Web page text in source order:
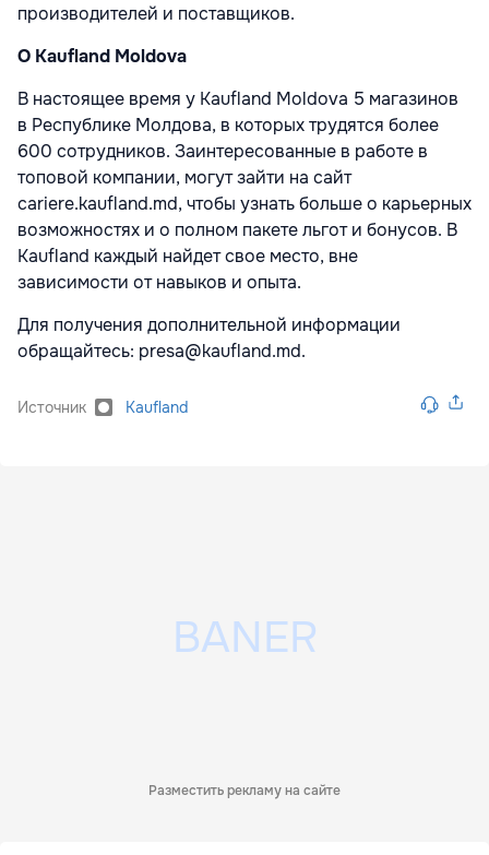
производителей и поставщиков.
О Kaufland Moldova
В настоящее время у Kaufland Moldova 5 магазинов
в Республике Молдова, в которых трудятся более
600 сотрудников. Заинтересованные в работе в
топовой компании, могут зайти на сайт
cariere.kaufland.md, чтобы узнать больше о карьерных
возможностях и о полном пакете льгот и бонусов. В
Kaufland каждый найдет свое место, вне
зависимости от навыков и опыта.
Для получения дополнительной информации
обращайтесь: presa@kaufland.md.
Источник Kaufland
Разместить рекламу на сайте